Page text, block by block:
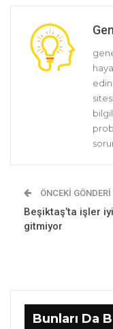
ÖNCEKI GÖNDERI
Beşiktaş’ta işler iyi
gitmiyor
Bunları Da